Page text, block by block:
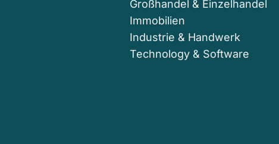
Großhandel & Einzelhandel
Immobilien
Industrie & Handwerk
Technology & Software